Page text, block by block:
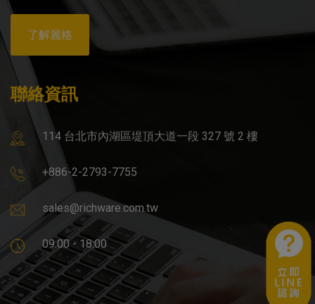
了解麗格
聯絡資訊
114 台北市內湖區堤頂大道一段 327 號 2 樓
+886-2-2793-7755
sales@richware.com.tw
09:00 - 18:00